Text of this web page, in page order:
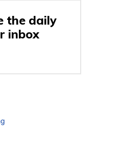
the daily
inbox